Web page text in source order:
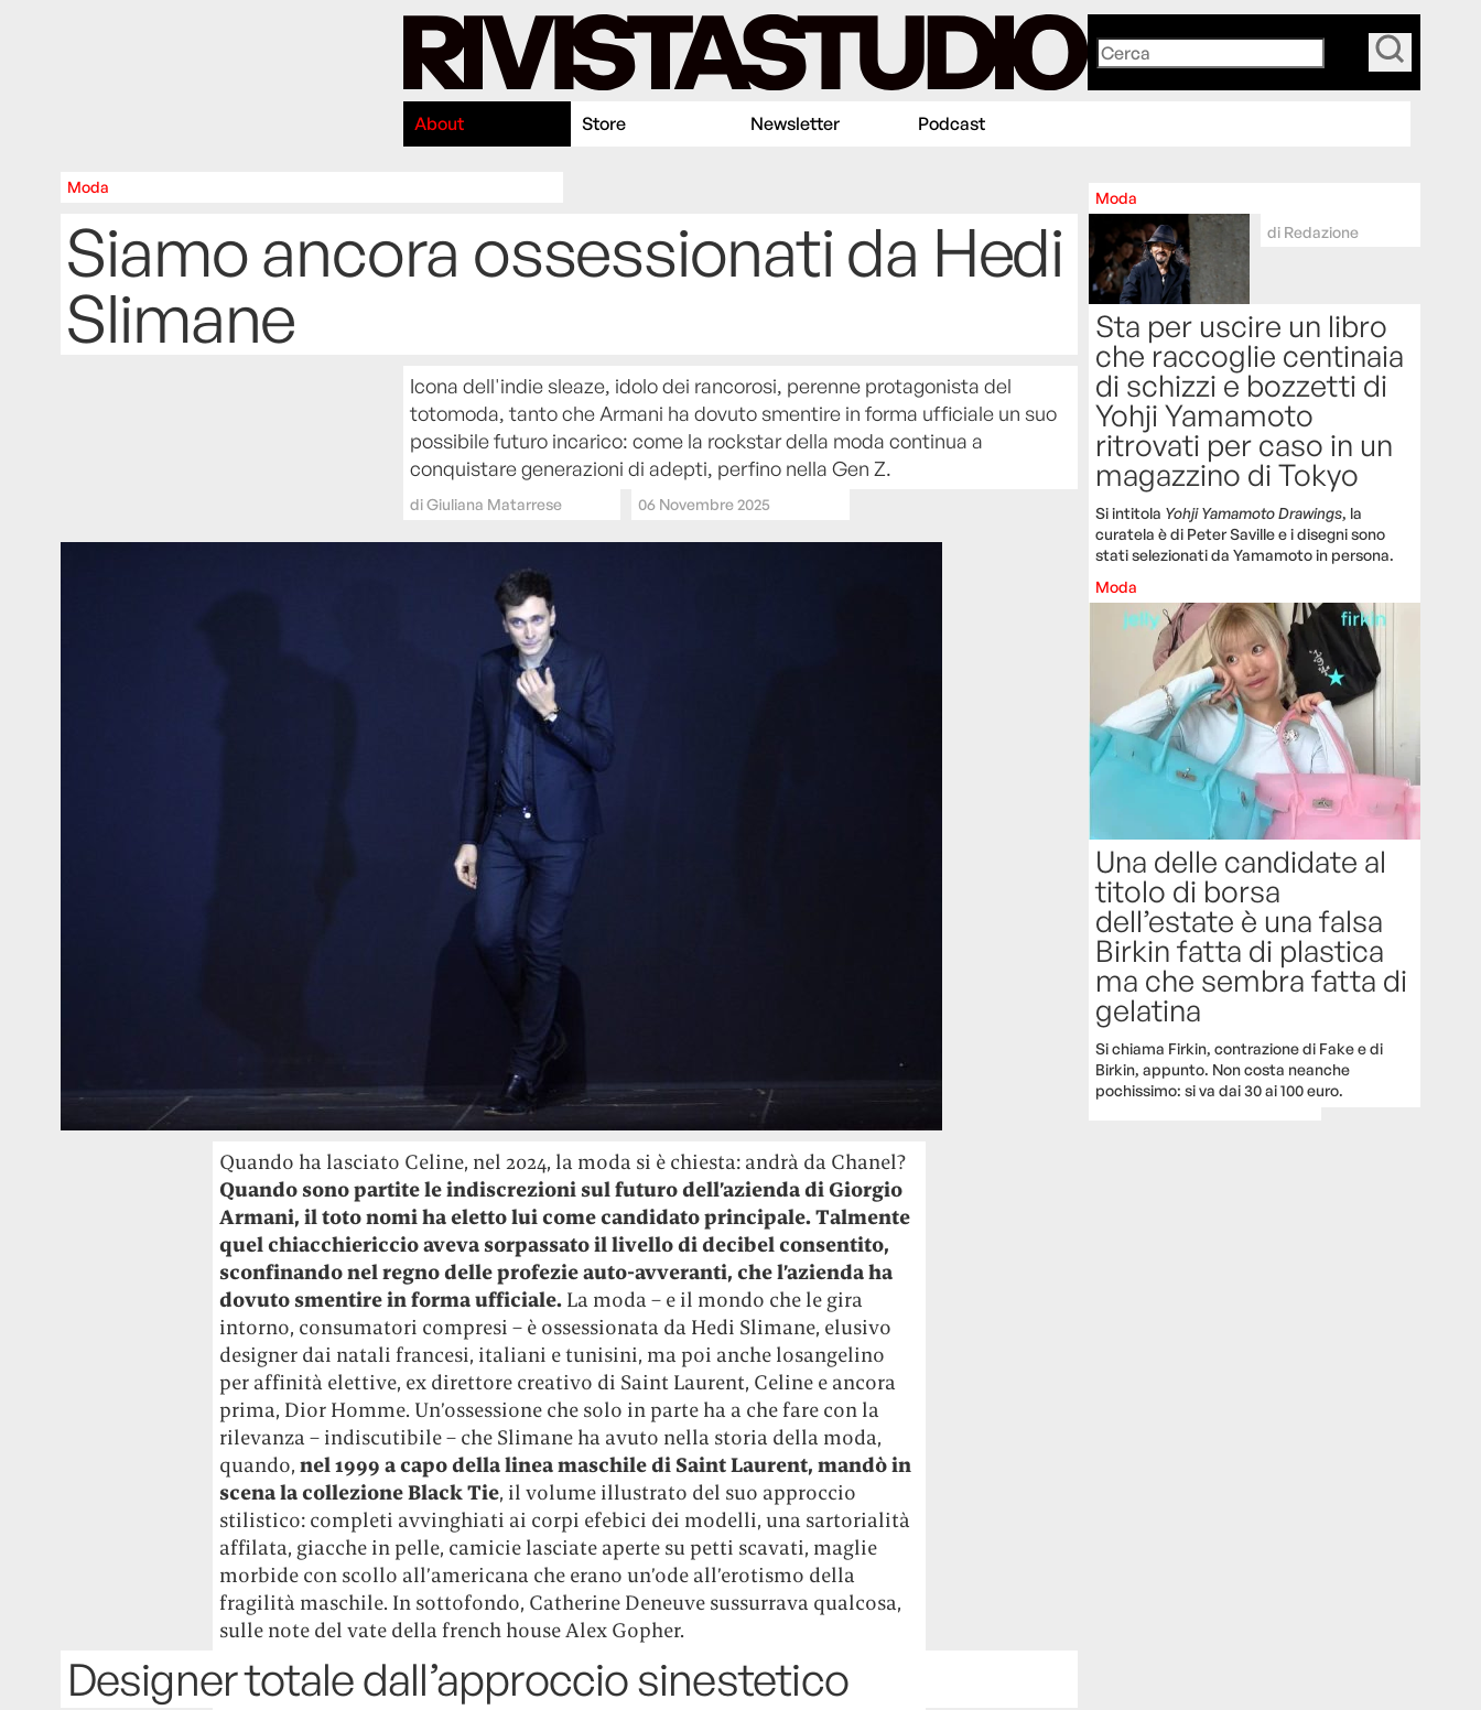
About Store Newsletter Podcast
Moda
Siamo ancora ossessionati da Hedi
Slimane
Icona dell'indie sleaze, idolo dei rancorosi, perenne protagonista del
totomoda, tanto che Armani ha dovuto smentire in forma ufficiale un suo
possibile futuro incarico: come la rockstar della moda continua a
conquistare generazioni di adepti, perfino nella Gen Z.
diGiuliana Matarrese 06 Novembre 2025
Quando ha lasciato Celine, nel 2024, la moda si è chiesta: andrà da Chanel?
Quando sono partite le indiscrezioni sul futuro dell’azienda di Giorgio
Armani, il toto nomi ha eletto lui come candidato principale. Talmente
quel chiacchiericcio aveva sorpassato il livello di decibel consentito,
sconfinando nel regno delle profezie auto-avveranti, che l’azienda ha
dovuto smentire in forma ufficiale. La moda – e il mondo che le gira
intorno, consumatori compresi – è ossessionata da Hedi Slimane, elusivo
designer dai natali francesi, italiani e tunisini, ma poi anche losangelino
per affinità elettive, ex direttore creativo di Saint Laurent, Celine e ancora
prima, Dior Homme. Un’ossessione che solo in parte ha a che fare con la
rilevanza – indiscutibile – che Slimane ha avuto nella storia della moda,
quando,nel 1999 a capo della linea maschile di Saint Laurent, mandò in
scena la collezione Black Tie, il volume illustrato del suo approccio
stilistico: completi avvinghiati ai corpi efebici dei modelli, una sartorialità
affilata, giacche in pelle, camicie lasciate aperte su petti scavati, maglie
morbide con scollo all’americana che erano un’ode all’erotismo della
fragilità maschile. In sottofondo, Catherine Deneuve sussurrava qualcosa,
sulle note del vate della french house Alex Gopher.
Designer totale dall’approccio sinestetico
Moda
di Redazione
Sta per uscire un libro
che raccoglie centinaia
di schizzi e bozzetti di
Yohji Yamamoto
ritrovati per caso in un
magazzino di Tokyo
Si intitola Yohji Yamamoto Drawings, la
curatela è di Peter Saville e i disegni sono
stati selezionati da Yamamoto in persona.
Moda
Una delle candidate al
titolo di borsa
dell’estate è una falsa
Birkin fatta di plastica
ma che sembra fatta di
gelatina
Si chiama Firkin, contrazione di Fake e di
Birkin, appunto. Non costa neanche
pochissimo: si va dai 30 ai 100 euro.